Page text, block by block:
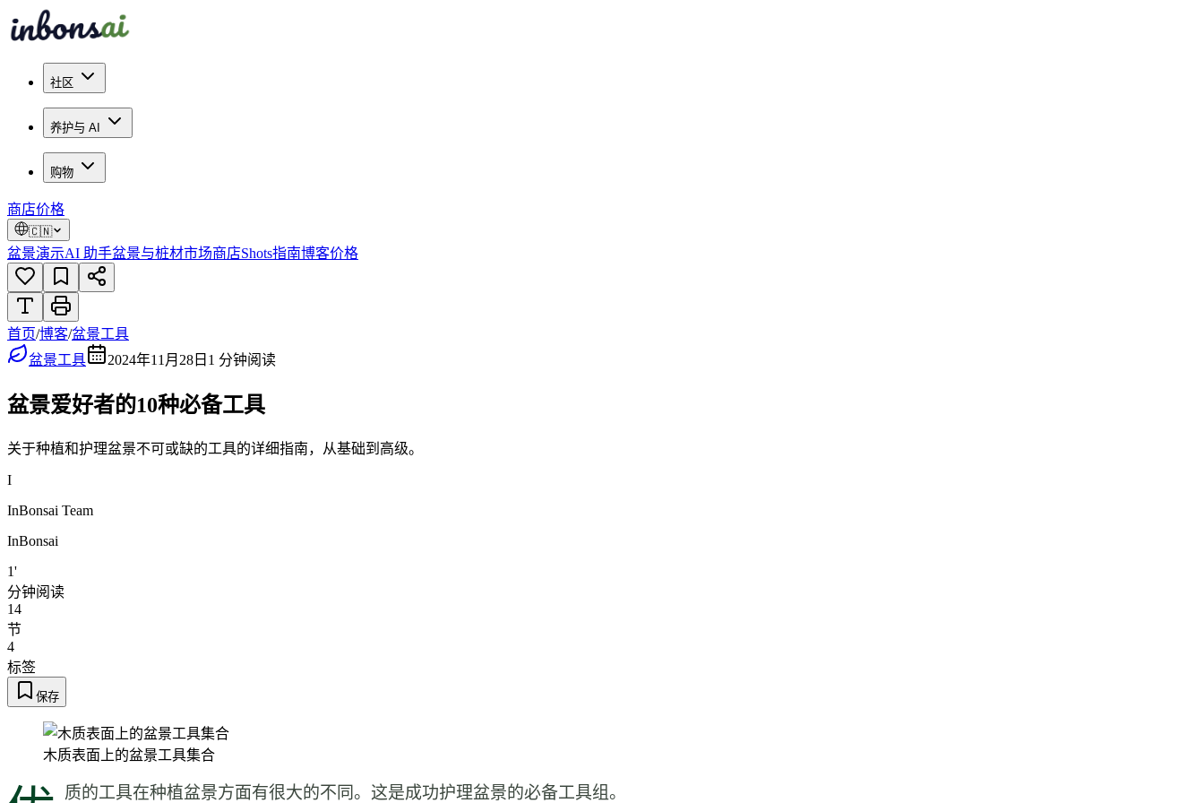
社区
养护与 AI
购物
商店价格
🇨🇳
盆景演示AI 助手盆景与桩材市场商店Shots指南博客价格
首页/博客/盆景工具
盆景工具
2024年11月28日 1 分钟阅读
盆景爱好者的10种必备工具
关于种植和护理盆景不可或缺的工具的详细指南，从基础到高级。
I
InBonsai Team
InBonsai
1'
分钟阅读
14
节
4
标签
保存
木质表面上的盆景工具集合
质的工具在种植盆景方面有很大的不同。这是成功护理盆景的必备工具组。